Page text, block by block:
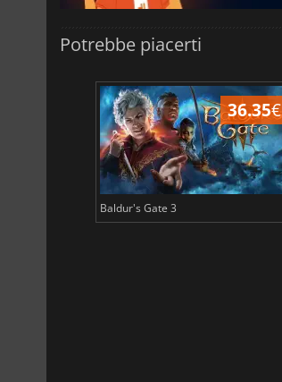
Potrebbe piacerti
36.35€
Baldur's Gate 3